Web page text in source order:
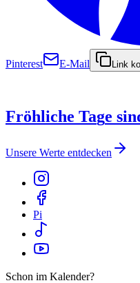
Pinterest E-Mail Link
Fröhliche Tage sin
Unsere Werte entdecken
Pi
Schon im Kalender?